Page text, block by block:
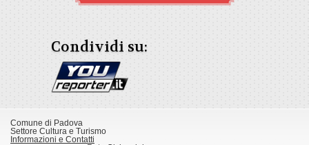
Condividi su:
Comune di Padova
Settore Cultura e Turismo
Informazioni e Contatti